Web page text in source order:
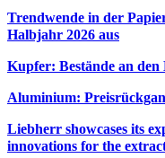
Trendwende in der
Halbjahr 2026 aus
Kupfer: Bestände an
Aluminium:
Liebherr showcases its
innovations for the